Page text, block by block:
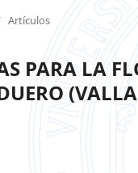
Artículos
PARA LA